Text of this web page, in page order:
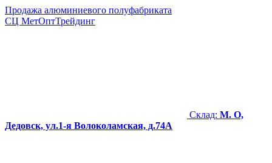
Продажа алюминиевого полуфабриката
СЦ МетОптТрейдинг
Склад: М. О,
Дедовск, ул.1-я Волоколамская, д.74А